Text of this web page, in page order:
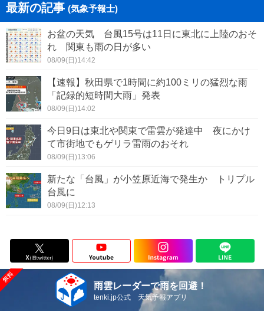
最新の記事 (気象予報士)
お盆の天気 台風15号は11日に東北に上陸のおそ
れ 関東も雨の日が多い
08/09(日)14:42
【速報】秋田県で1時間に約100ミリの猛烈な雨
「記録的短時間大雨」発表
08/09(日)14:02
今日9日は東北や関東で雷雲が発達中 夜にかけ
て市街地でもゲリラ雷雨のおそれ
08/09(日)13:06
新たな「台風」が小笠原近海で発生か トリプル
台風に
08/09(日)12:13
雨雲レーダーで雨を回避！
tenki.jp公式 天気予報アプリ